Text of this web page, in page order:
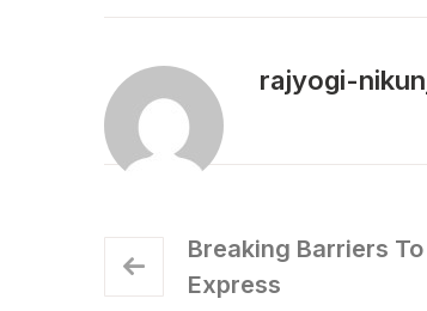
rajyogi-
Breaking Barriers
Express